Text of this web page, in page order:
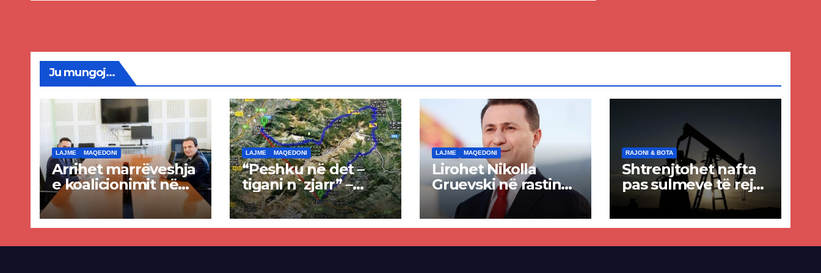
Ju mungoj...
LAJME MAQEDONI
Arrihet marrëveshja
e koalicionimit në
parim mes Kurtit
dhe Abdixhikut
LAJME MAQEDONI
“Peshku në det –
tigani n`zjarr” –
Ende pa u kryer
projekti i tunelit,
komuna e Tetovës
nis punimet për
LAJME MAQEDONI
Lirohet Nikolla
Gruevski në rastin
“Talir 2”, gjykata
rrëzon akuzat për
ndërtimin e
paligjshëm të selisë
RAJONI & BOTA
Shtrenjtohet nafta
pas sulmeve të reja
SHBA–Iran